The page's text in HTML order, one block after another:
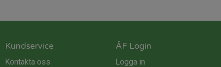
Kundservice
Kontakta oss
ÅF Login
Logga in